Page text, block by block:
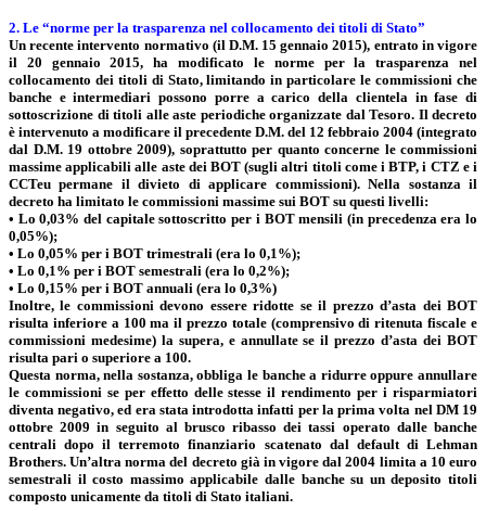
2. Le “norme per la trasparenza nel collocamento dei titoli di Stato”
Un recente intervento normativo (il D.M. 15 gennaio 2015), entrato in vigore
il 20 gennaio 2015, ha modificato le norme per la trasparenza nel
collocamento dei titoli di Stato, limitando in particolare le commissioni che
banche e intermediari possono porre a carico della clientela in fase di
sottoscrizione di titoli alle aste periodiche organizzate dal Tesoro. Il decreto
è intervenuto a modificare il precedente D.M. del 12 febbraio 2004 (integrato
dal D.M. 19 ottobre 2009), soprattutto per quanto concerne le commissioni
massime applicabili alle aste dei BOT (sugli altri titoli come i BTP, i CTZ e i
CCTeu permane il divieto di applicare commissioni). Nella sostanza il
decreto ha limitato le commissioni massime sui BOT su questi livelli:
• Lo 0,03% del capitale sottoscritto per i BOT mensili (in precedenza era lo
0,05%);
• Lo 0,05% per i BOT trimestrali (era lo 0,1%);
• Lo 0,1% per i BOT semestrali (era lo 0,2%);
• Lo 0,15% per i BOT annuali (era lo 0,3%)
Inoltre, le commissioni devono essere ridotte se il prezzo d’asta dei BOT
risulta inferiore a 100 ma il prezzo totale (comprensivo di ritenuta fiscale e
commissioni medesime) la supera, e annullate se il prezzo d’asta dei BOT
risulta pari o superiore a 100.
Questa norma, nella sostanza, obbliga le banche a ridurre oppure annullare
le commissioni se per effetto delle stesse il rendimento per i risparmiatori
diventa negativo, ed era stata introdotta infatti per la prima volta nel DM 19
ottobre 2009 in seguito al brusco ribasso dei tassi operato dalle banche
centrali dopo il terremoto finanziario scatenato dal default di Lehman
Brothers. Un’altra norma del decreto già in vigore dal 2004 limita a 10 euro
semestrali il costo massimo applicabile dalle banche su un deposito titoli
composto unicamente da titoli di Stato italiani.